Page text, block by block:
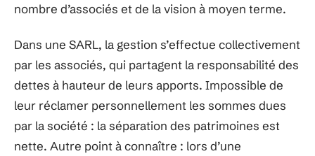
nombre d’associés et de la vision à moyen terme.
Dans une SARL, la gestion s’effectue collectivement
par les associés, qui partagent la responsabilité des
dettes à hauteur de leurs apports. Impossible de
leur réclamer personnellement les sommes dues
par la société : la séparation des patrimoines est
nette. Autre point à connaître : lors d’une